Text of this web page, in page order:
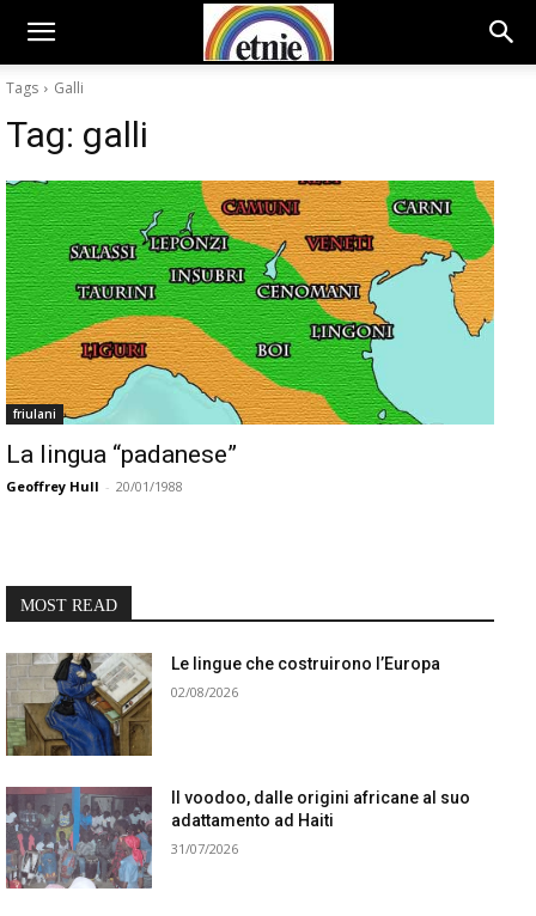
Tags Galli
Tag: galli
friulani
La lingua “padanese”
Geoffrey Hull - 20/01/1988
MOST READ
Le lingue che costruirono l’Europa
02/08/2026
Il voodoo, dalle origini africane al suo
adattamento ad Haiti
31/07/2026